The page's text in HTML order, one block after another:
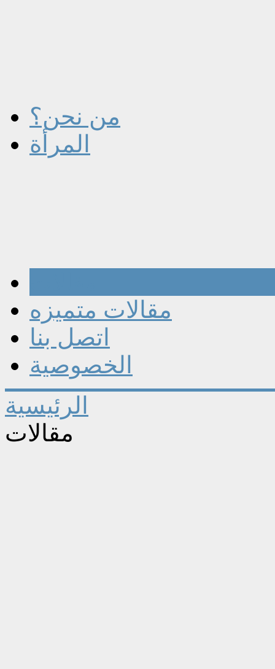
من نحن؟
المرأة
مقالات متميزه
اتصل بنا
الخصوصية
الرئيسية
مقالات